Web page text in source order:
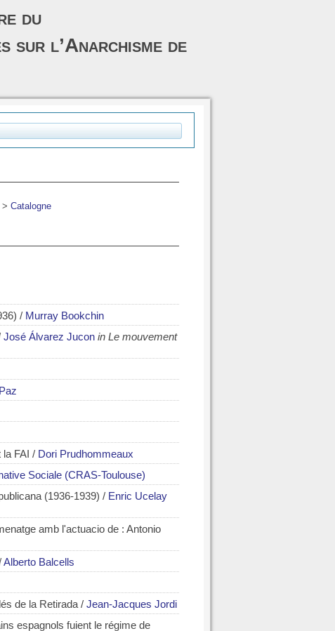
> Catalogne
/ Murray Bookchin
José Álvarez Jucon in Le mouvement
FAI / Dori Prudhommeaux
Sociale (CRAS-Toulouse)
(1936-1939) / Enric Ucelay
amb l'actuacio de : Antonio
Alberto Balcells
de la Retirada / Jean-Jacques Jordi
espagnols fuient le régime de
du
sur l’Anarchisme de